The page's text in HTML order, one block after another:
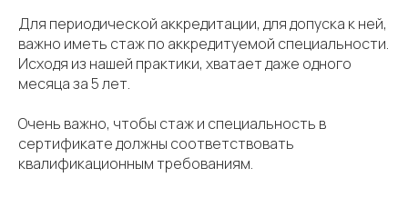
Для периодической аккредитации, для допуска к ней,
важно иметь стаж по аккредитуемой специальности.
Исходя из нашей практики, хватает даже одного
месяца за 5 лет.
Очень важно, чтобы стаж и специальность в
сертификате должны соответствовать
квалификационным требованиям.